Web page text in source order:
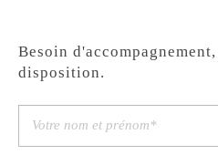
Besoin
disposition.